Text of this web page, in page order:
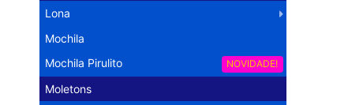
Lona
Mochila
NOVIDADE!
Mochila Pirulito
Moletons